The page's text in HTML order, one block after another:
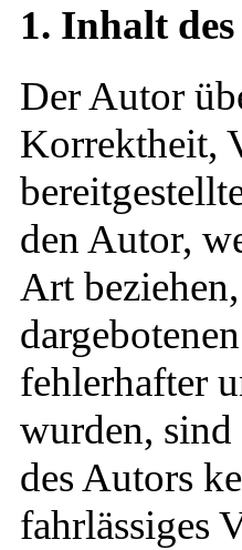
1. Inhalt
Der Autor
Korrektheit,
den Autor,
Art
fehlerhafter
wurden, sind
des Autors
fahrlässiges